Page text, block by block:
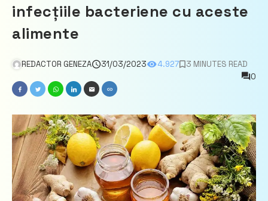
infecțiile bacteriene cu aceste
alimente
REDACTOR GENEZA 31/03/2023 4.927
3 MINUTES READ
0